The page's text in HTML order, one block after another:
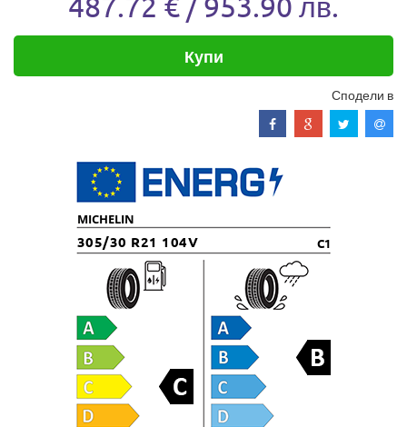
Купи
Сподели в
MICHELIN
305/30 R21 104V C1